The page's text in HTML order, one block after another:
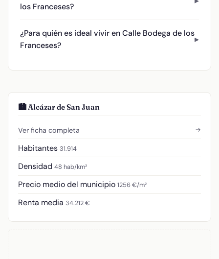
los Franceses?
¿Para quién es ideal vivir en Calle Bodega de los
Franceses?
🏙️ Alcázar de San Juan
Ver ficha completa →
Habitantes 31.914
Densidad 48 hab/km²
Precio medio del municipio 1256 €/m²
Renta media 34.212 €